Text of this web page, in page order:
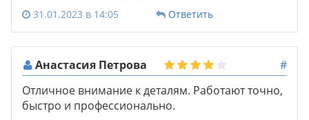
31.01.2023 в 14:05 Ответить
Анастасия Петрова
#
Отличное внимание к деталям. Работают точно,
быстро и профессионально.